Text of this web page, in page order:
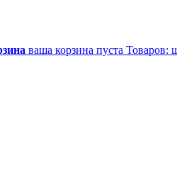
ваша корзина пуста Товаров: